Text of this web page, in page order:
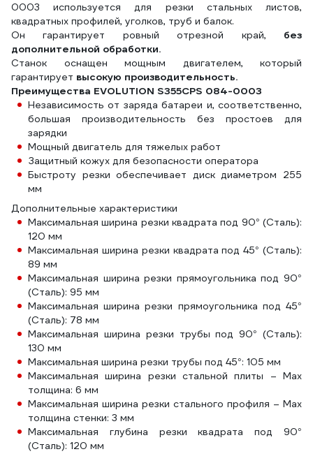
0003 используется для резки стальных листов,
квадратных профилей, уголков, труб и балок.
Он гарантирует ровный отрезной край, без
дополнительной обработки.
Станок оснащен мощным двигателем, который
гарантирует высокую производительность.
Преимущества EVOLUTION S355CPS 084-0003
Независимость от заряда батареи и, соответственно,
большая производительность без простоев для
зарядки
Мощный двигатель для тяжелых работ
Защитный кожух для безопасности оператора
Быстроту резки обеспечивает диск диаметром 255
мм
Дополнительные характеристики
Максимальная ширина резки квадрата под 90° (Сталь):
120 мм
Максимальная ширина резки квадрата под 45° (Сталь):
89 мм
Максимальная ширина резки прямоугольника под 90°
(Сталь): 95 мм
Максимальная ширина резки прямоугольника под 45°
(Сталь): 78 мм
Максимальная ширина резки трубы под 90° (Сталь):
130 мм
Максимальная ширина резки трубы под 45°: 105 мм
Максимальная ширина резки стальной плиты – Max
толщина: 6 мм
Максимальная ширина резки стального профиля – Max
толщина стенки: 3 мм
Максимальная глубина резки квадрата под 90°
(Сталь): 120 мм